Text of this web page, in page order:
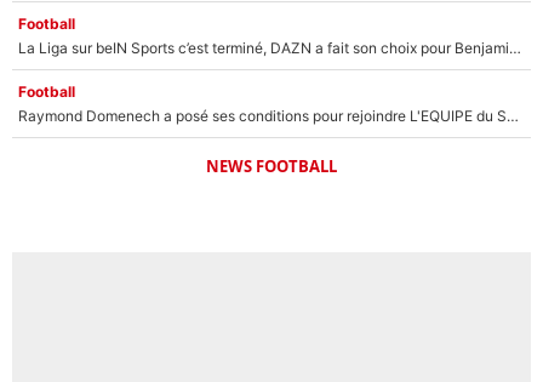
Football
La Liga sur beIN Sports c’est terminé, DAZN a fait son choix pour Benjamin Da Silva et Omar Da Fonseca !
Football
Raymond Domenech a posé ses conditions pour rejoindre L'EQUIPE du Soir : Il refuse de faire l'émission avec un autre chroniqueur !
NEWS FOOTBALL